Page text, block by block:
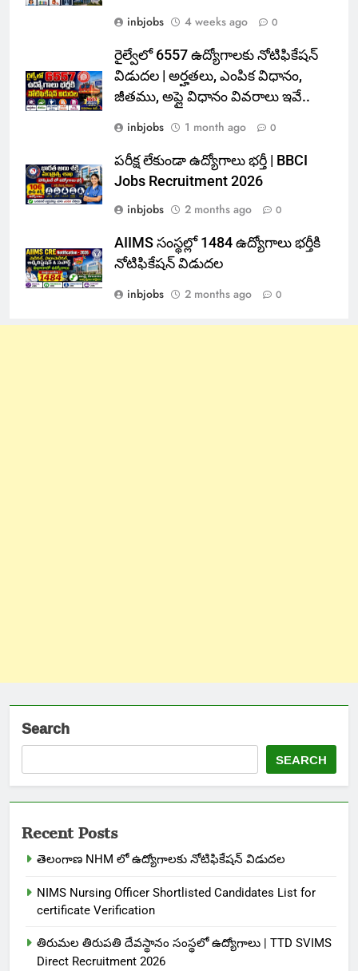
inbjobs
4 weeks ago 0
రైల్వేలో 6557 ఉద్యోగాలకు నోటిఫికేషన్
విడుదల | అర్హతలు, ఎంపిక విధానం,
జీతము, అప్లై విధానం వివరాలు ఇవే..
inbjobs
1 month ago 0
పరీక్ష లేకుండా ఉద్యోగాలు భర్తీ | BBCI
Jobs Recruitment 2026
inbjobs
2 months ago 0
AIIMS సంస్థల్లో 1484 ఉద్యోగాలు భర్తీకి
నోటిఫికేషన్ విడుదల
inbjobs
2 months ago 0
Search
SEARCH
Recent Posts
తెలంగాణ NHM లో ఉద్యోగాలకు నోటిఫికేషన్ విడుదల
NIMS Nursing Officer Shortlisted Candidates List for
certificate Verification
తిరుమల తిరుపతి దేవస్థానం సంస్థలో ఉద్యోగాలు | TTD SVIMS
Direct Recruitment 2026